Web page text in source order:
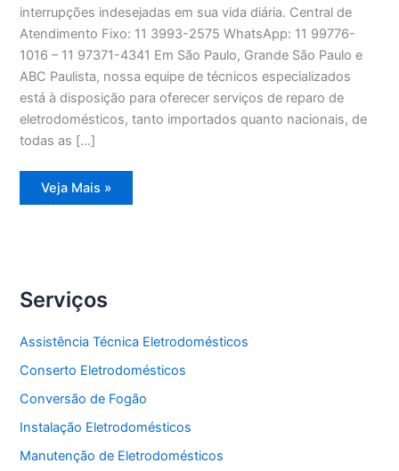
interrupções indesejadas em sua vida diária. Central de
Atendimento Fixo: 11 3993-2575 WhatsApp: 11 99776-
1016 – 11 97371-4341 Em São Paulo, Grande São Paulo e
ABC Paulista, nossa equipe de técnicos especializados
está à disposição para oferecer serviços de reparo de
eletrodomésticos, tanto importados quanto nacionais, de
todas as […]
Reparo
Eletrodomésticos
Veja Mais »
Serviços
Assistência Técnica Eletrodomésticos
Conserto Eletrodomésticos
Conversão de Fogão
Instalação Eletrodomésticos
Manutenção de Eletrodomésticos